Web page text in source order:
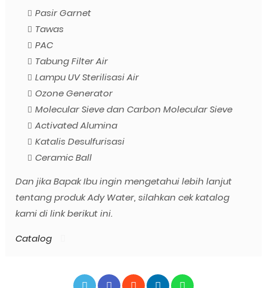
Pasir Garnet
Tawas
PAC
Tabung Filter Air
Lampu UV Sterilisasi Air
Ozone Generator
Molecular Sieve dan Carbon Molecular Sieve
Activated Alumina
Katalis Desulfurisasi
Ceramic Ball
Dan jika Bapak Ibu ingin mengetahui lebih lanjut
tentang produk Ady Water, silahkan cek katalog
kami di link berikut ini.
Catalog